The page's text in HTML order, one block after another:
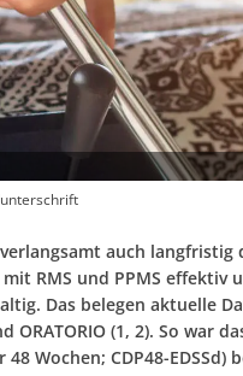
auch langfristig
RMS und PPMS effektiv
Das belegen aktuelle
ORATORIO (1, 2). So war
Wochen; CDP48-EDSSd)